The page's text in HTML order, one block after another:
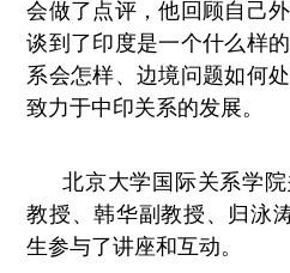
会做了点评，他回顾自己
谈到了印度是一个什么样
系会怎样、边境问题如何
致力于中印关系的发展。
北京大学国际关系学
教授、韩华副教授、归泳
生参与了讲座和互动。